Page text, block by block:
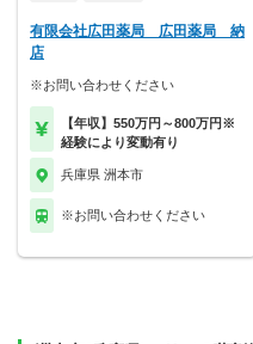
有限会社広田薬局 広田薬局 納
店
※お問い合わせください
【年収】550万円～800万円※
経験により変動有り
兵庫県 洲本市
※お問い合わせください